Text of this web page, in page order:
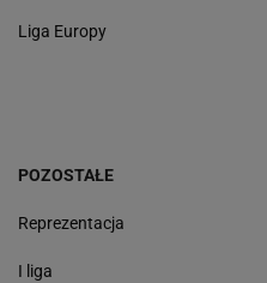
Liga Europy
POZOSTAŁE
Reprezentacja
I liga